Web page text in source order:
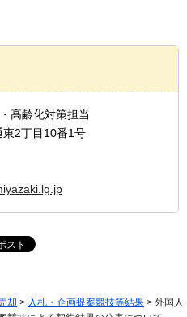
高齢化対策担当
2丁目10番1号
却 > 入札・企画提案競技等結果 > 外国人